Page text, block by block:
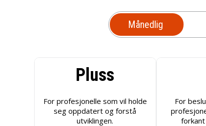
Månedlig
Pluss
For profesjonelle som vil holde
seg oppdatert og forstå
utviklingen.
For
forkant